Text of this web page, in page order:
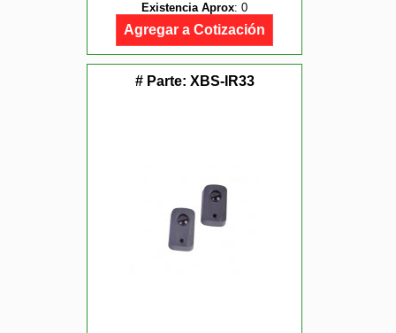
Existencia Aprox: 0
Agregar a Cotización
# Parte: XBS-IR33